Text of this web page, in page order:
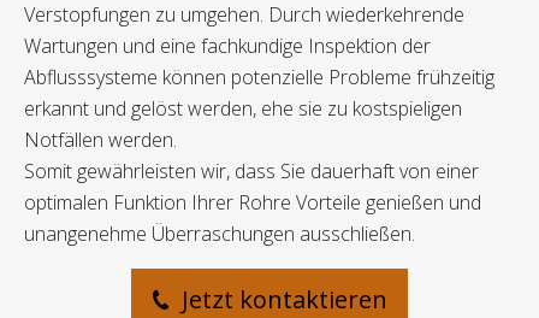
Verstopfungen zu umgehen. Durch wiederkehrende
Wartungen und eine fachkundige Inspektion der
Abflusssysteme können potenzielle Probleme frühzeitig
erkannt und gelöst werden, ehe sie zu kostspieligen
Notfällen werden.
Somit gewährleisten wir, dass Sie dauerhaft von einer
optimalen Funktion Ihrer Rohre Vorteile genießen und
unangenehme Überraschungen ausschließen.
Jetzt kontaktieren